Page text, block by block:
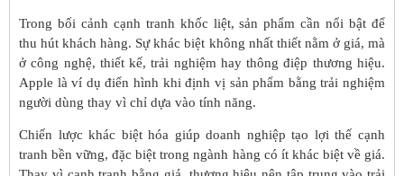
Trong bối cảnh cạnh tranh khốc liệt, sản phẩm cần nổi bật để
thu hút khách hàng. Sự khác biệt không nhất thiết nằm ở giá, mà
ở công nghệ, thiết kế, trải nghiệm hay thông điệp thương hiệu.
Apple là ví dụ điển hình khi định vị sản phẩm bằng trải nghiệm
người dùng thay vì chỉ dựa vào tính năng.
Chiến lược khác biệt hóa giúp doanh nghiệp tạo lợi thế cạnh
tranh bền vững, đặc biệt trong ngành hàng có ít khác biệt về giá.